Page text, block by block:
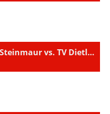
Volley Meisterschaft "TV Steinmaur vs. TV Dietlikon 2"